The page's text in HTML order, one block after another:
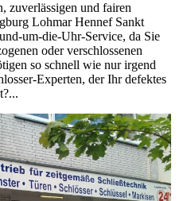
zuverlässigen und fairen
Lohmar Hennef Sankt
um-die-Uhr-Service, da Sie
oder verschlossenen
so schnell wie nur irgend
Experten, der Ihr defektes